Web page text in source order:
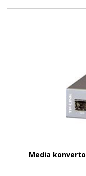
Media